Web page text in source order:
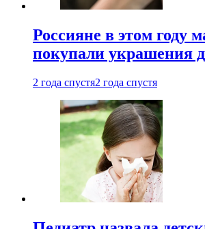
Россияне в этом году
покупали украшения
2 года спустя2 года спустя